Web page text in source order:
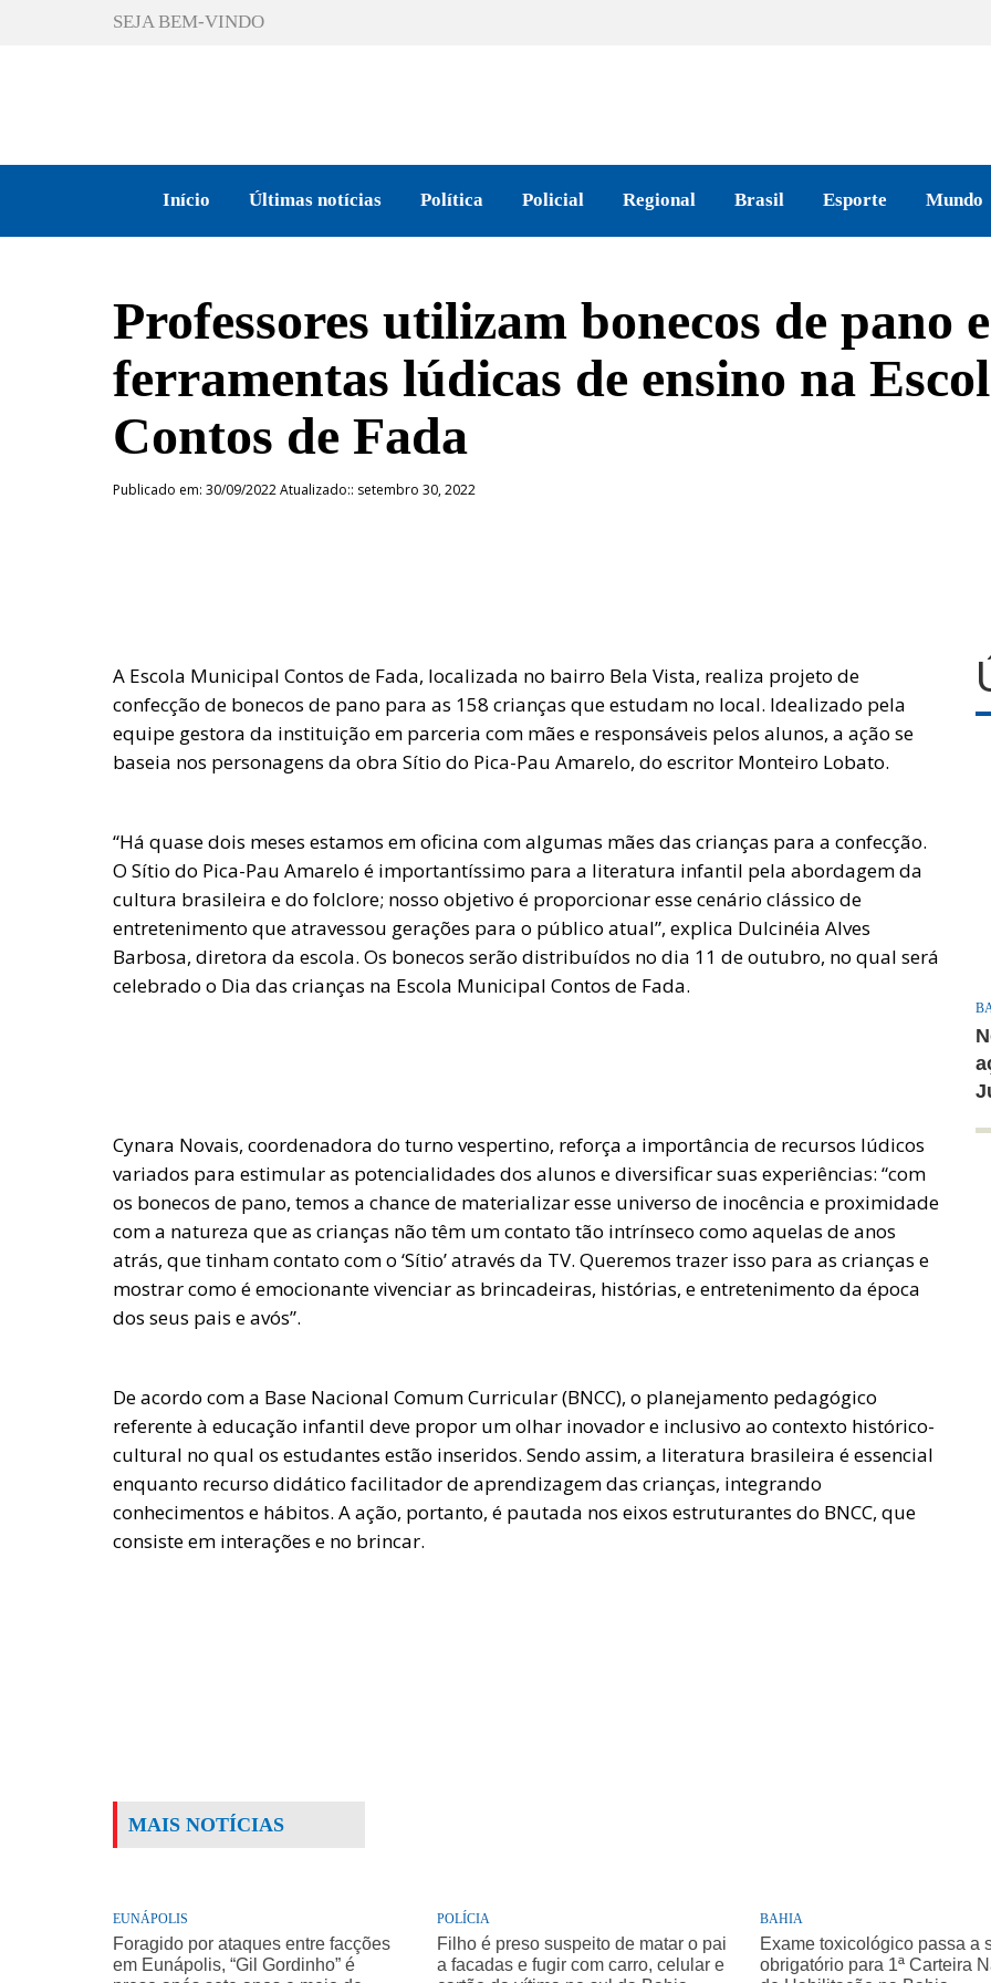
SEJA BEM-VINDO
Início Últimas notícias Política Policial Regional Brasil Esporte Mundo
Professores utilizam bonecos de pano
ferramentas lúdicas de ensino na
Contos de Fada
Publicado em: 30/09/2022 Atualizado:: setembro 30, 2022
A Escola Municipal Contos de Fada, localizada no bairro Bela Vista, realiza projeto de
confecção de bonecos de pano para as 158 crianças que estudam no local. Idealizado pela
equipe gestora da instituição em parceria com mães e responsáveis pelos alunos, a ação se
baseia nos personagens da obra Sítio do Pica-Pau Amarelo, do escritor Monteiro Lobato.
“Há quase dois meses estamos em oficina com algumas mães das crianças para a confecção.
O Sítio do Pica-Pau Amarelo é importantíssimo para a literatura infantil pela abordagem da
cultura brasileira e do folclore; nosso objetivo é proporcionar esse cenário clássico de
entretenimento que atravessou gerações para o público atual”, explica Dulcinéia Alves
Barbosa, diretora da escola. Os bonecos serão distribuídos no dia 11 de outubro, no qual será
celebrado o Dia das crianças na Escola Municipal Contos de Fada.
Cynara Novais, coordenadora do turno vespertino, reforça a importância de recursos lúdicos
variados para estimular as potencialidades dos alunos e diversificar suas experiências: “com
os bonecos de pano, temos a chance de materializar esse universo de inocência e proximidade
com a natureza que as crianças não têm um contato tão intrínseco como aquelas de anos
atrás, que tinham contato com o ‘Sítio’ através da TV. Queremos trazer isso para as crianças e
mostrar como é emocionante vivenciar as brincadeiras, histórias, e entretenimento da época
dos seus pais e avós”.
De acordo com a Base Nacional Comum Curricular (BNCC), o planejamento pedagógico
referente à educação infantil deve propor um olhar inovador e inclusivo ao contexto histórico-
cultural no qual os estudantes estão inseridos. Sendo assim, a literatura brasileira é essencial
enquanto recurso didático facilitador de aprendizagem das crianças, integrando
conhecimentos e hábitos. A ação, portanto, é pautada nos eixos estruturantes do BNCC, que
consiste em interações e no brincar.
MAIS NOTÍCIAS
EUNÁPOLIS
Foragido por ataques entre facções
em Eunápolis, “Gil Gordinho” é
POLÍCIA
Filho é preso suspeito de matar o pai
a facadas e fugir com carro, celular e
BAHIA
Exame toxicológico passa a
obrigatório para 1ª Carteira